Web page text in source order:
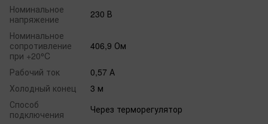
Номинальное
напряжение
230 В
Номинальное
сопротивление
при +20⁰C
406,9 Ом
Рабочий ток
0,57 А
Холодный конец
3 м
Способ
подключения
Через терморегулятор